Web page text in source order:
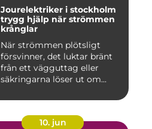
Jourelektriker i stockholm
trygg hjälp när strömmen
krånglar
När strömmen plötsligt
försvinner, det luktar bränt
från ett vägguttag eller
säkringarna löser ut om...
10. jun